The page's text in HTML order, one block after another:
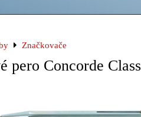
Značkovače
pero Concorde